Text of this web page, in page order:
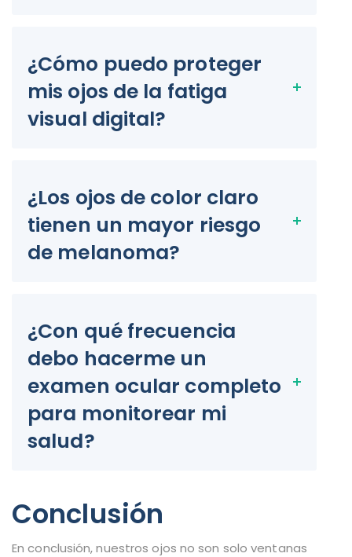
¿Cómo puedo proteger
mis ojos de la fatiga
visual digital?
¿Los ojos de color claro
tienen un mayor riesgo
de melanoma?
¿Con qué frecuencia
debo hacerme un
examen ocular completo
para monitorear mi
salud?
Conclusión
En conclusión, nuestros ojos no son solo ventanas